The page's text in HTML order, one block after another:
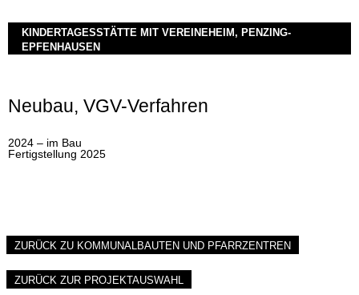
KINDERTAGESSTÄTTE MIT VEREINEHEIM, PENZING-
EPFENHAUSEN
Neubau, VGV-Verfahren
2024 – im Bau
Fertigstellung 2025
ZURÜCK ZU KOMMUNALBAUTEN UND PFARRZENTREN
ZURÜCK ZUR PROJEKTAUSWAHL